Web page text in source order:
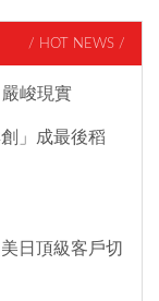
/ HOT NEWS /
峻現實
」成最後稻
日頂級客戶切